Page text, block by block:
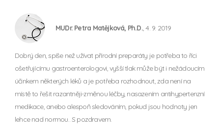
MUDr. Petra Matějková, Ph.D., 4. 9. 2019
Dobrý den, spíše než užívat přírodní preparáty je potřeba to říci
ošetřujícímu gastroenterologovi, vyšší tlak může být i nežádoucím
účinkem některých léků a je potřeba rozhodnout, zda není na
místě to řešit razantněji-změnou léčby, nasazením antihypertenzní
medikace, anebo alespoň sledováním, pokud jsou hodnoty jen
lehce nad normou.. S pozdravem.